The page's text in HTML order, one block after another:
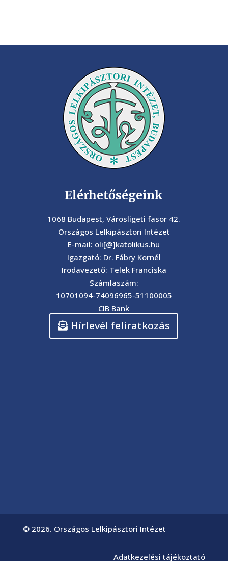
Elérhetőségeink
1068 Budapest, Városligeti fasor 42.
Országos Lelkipásztori Intézet
E-mail: oli[@]katolikus.hu
Igazgató: Dr. Fábry Kornél
Irodavezető: Telek Franciska
Számlaszám:
10701094-74096965-51100005
CIB Bank
Hírlevél feliratkozás
© 2026. Országos Lelkipásztori Intézet
Adatkezelési tájékoztató